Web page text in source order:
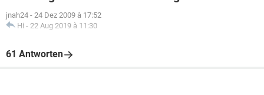
jnah24 - 24 Dez 2009 à 17:52
Hi - 22 Aug 2019 à 11:30
61 Antworten